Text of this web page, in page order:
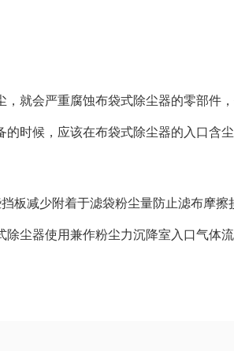
就会严重腐蚀布袋式除尘器的零部件
时候，应该在布袋式除尘器的入口含
板减少附着于滤袋粉尘量防止滤布摩
尘器使用兼作粉尘力沉降室入口气体流